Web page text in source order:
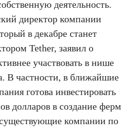
деятельность.
директор компании
в декабре станет
Tether, заявил о
участвовать в нише
В частности, в ближайшие
готова инвестировать
долларов в создание ферм
компании по